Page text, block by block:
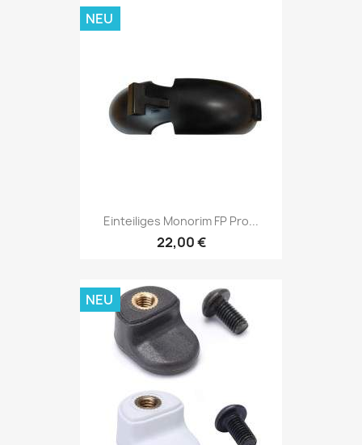
Einteiliges Monorim FP Pro...
22,00 €
NEU
NEU